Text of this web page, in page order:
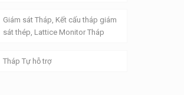
Giám sát Tháp, Kết cấu tháp giám
sát thép, Lattice Monitor Tháp
Tháp Tự hỗ trợ